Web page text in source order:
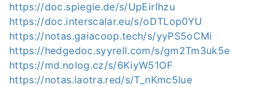
https://doc.spiegie.de/s/UpEirlhzu
https://doc.interscalar.eu/s/oDTLop0YU
https://notas.gaiacoop.tech/s/yyPS5oCMi
https://hedgedoc.syyrell.com/s/gm2Tm3uk5e
https://md.nolog.cz/s/6KiyW51OF
https://notas.laotra.red/s/T_nKmc5Iue